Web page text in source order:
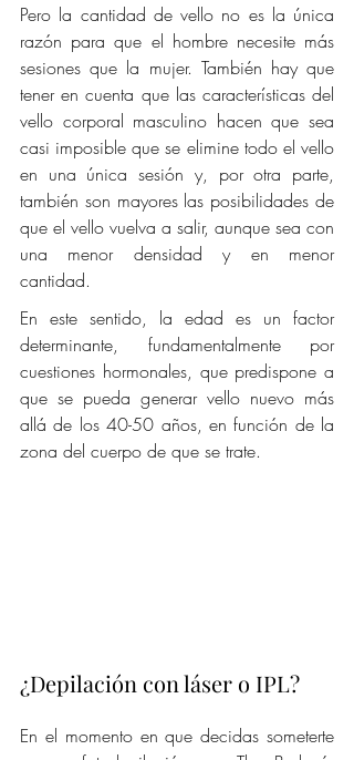
Pero la cantidad de vello no es la única
razón para que el hombre necesite más
sesiones que la mujer. También hay que
tener en cuenta que las características del
vello corporal masculino hacen que sea
casi imposible que se elimine todo el vello
en una única sesión y, por otra parte,
también son mayores las posibilidades de
que el vello vuelva a salir, aunque sea con
una menor densidad y en menor
cantidad.
En este sentido, la edad es un factor
determinante, fundamentalmente por
cuestiones hormonales, que predispone a
que se pueda generar vello nuevo más
allá de los 40-50 años, en función de la
zona del cuerpo de que se trate.
¿Depilación con láser o IPL?
En el momento en que decidas someterte